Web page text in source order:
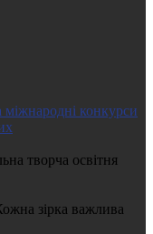
творча освітня
зірка важлива